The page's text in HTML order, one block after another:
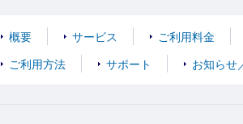
概要 サービス ご利用料金
ご利用方法
サポート お知らせ